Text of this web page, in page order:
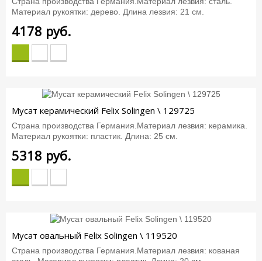
Материал рукоятки: дерево. Длина лезвия: 21 см.
4178 руб.
Мусат керамический Felix Solingen \ 129725
Страна производства Германия.Материал лезвия: керамика.
Материал рукоятки: пластик. Длина: 25 см.
5318 руб.
Мусат овальный Felix Solingen \ 119520
Страна производства Германия.Материал лезвия: кованая